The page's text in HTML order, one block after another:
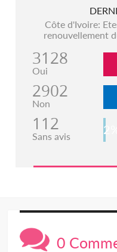
Côte d'Ivoire:
renouvellement
3128
Oui
2902
Non
112
Sans avis 2%
0